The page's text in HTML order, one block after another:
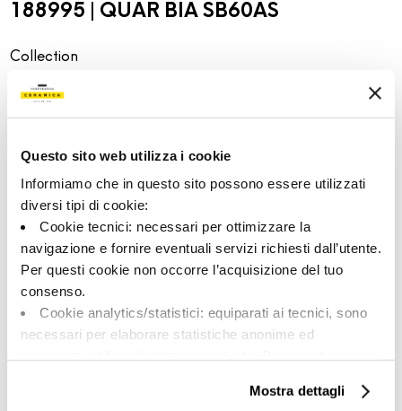
Questo sito web utilizza i cookie
Informiamo che in questo sito possono essere utilizzati
diversi tipi di cookie:
Cookie tecnici: necessari per ottimizzare la
navigazione e fornire eventuali servizi richiesti dall’utente.
Per questi cookie non occorre l’acquisizione del tuo
consenso.
Cookie analytics/statistici: equiparati ai tecnici, sono
necessari per elaborare statistiche anonime ed
Cookie di profilazione/marketing: sono utilizzati, solo
Mostra dettagli
188995 | QUAR BIA SB60AS
Collection
00761
Couleur:
Catégorie:
Pièces spéciales
Format:
60.0x60.0
Finition:
mat
V3
Unité de measure:
PZ